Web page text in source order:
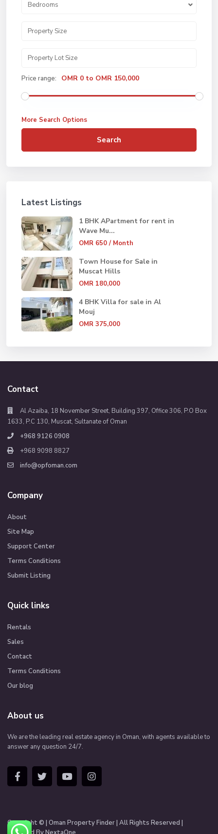
Bedrooms
Price range: OMR 0 to OMR 150,000
More Search Options
Search
Latest Listings
1 BHK APartment for rent in
Wave Mu...
OMR 650/ Month
Town House for Sale in
Muscat Hills
OMR 180,000
4 BHK Villa for sale in Al
Mouj
OMR 375,000
Contact
Al Azaiba, 18 November Street, Building 397, Office 306, P.O Box
1633, P.C 130, Muscat, Sultanate of Oman
+968 9126 0908
+968 9098 8827
info@opfoman.com
Company
About
Site Map
Support Center
Terms Conditions
Submit Listing
Quick links
Rentals
Sales
Contact
Terms Conditions
Our blog
About us
We are the leading real estate agency in Oman, with agents available to
answer any question 24/7.
Copyright © | Oman Property Finder | All Rights Reserved |